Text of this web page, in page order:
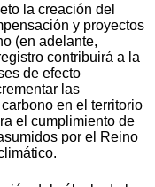
la creación del
y proyectos
(en adelante,
contribuirá a la
de efecto
las
en el territorio
el cumplimiento de
por el Reino